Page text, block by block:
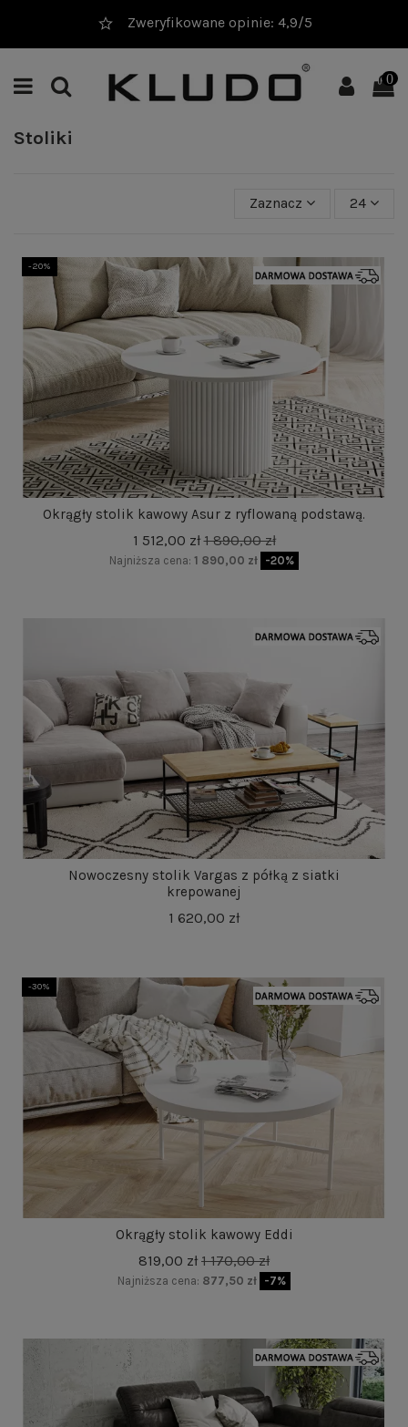
20 000+ sprzedanych produktów
0
Stoliki
Zaznacz 24
-20%
Okrągły stolik kawowy Asur z ryflowaną podstawą.
1 512,00 zł1 890,00 zł
Najniższa cena: 1 890,00 zł -20%
Nowoczesny stolik Vargas z półką z siatki
krepowanej
1 620,00 zł
-30%
Okrągły stolik kawowy Eddi
819,00 zł 1 170,00 zł
Najniższa cena: 877,50 zł -7%